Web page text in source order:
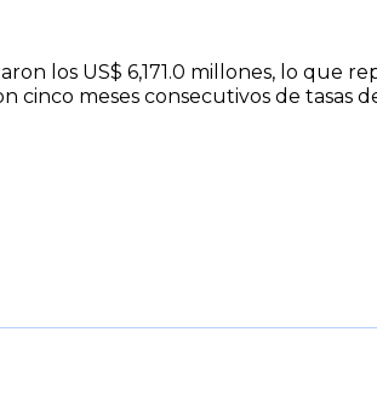
los US$ 6,171.0 millones, lo que
cinco meses consecutivos de tasas